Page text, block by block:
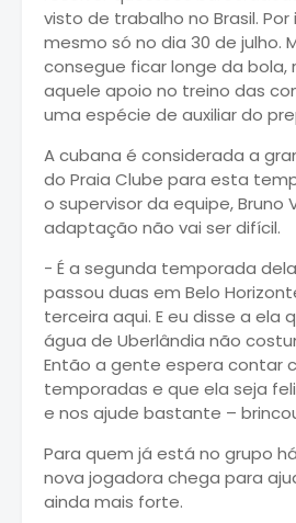
visto de trabalho no Brasil. Por
mesmo só no dia 30 de julho.
consegue ficar longe da bola,
aquele apoio no treino das
uma espécie de auxiliar do
A cubana é considerada a
do Praia Clube para esta
o supervisor da equipe, Bruno
adaptação não vai ser difícil.
- É a segunda temporada dela
passou duas em Belo
terceira aqui. E eu disse a ela
água de Uberlândia não
Então a gente espera contar
temporadas e que ela seja
e nos ajude bastante –
Para quem já está no grupo
nova jogadora chega para
ainda mais forte.